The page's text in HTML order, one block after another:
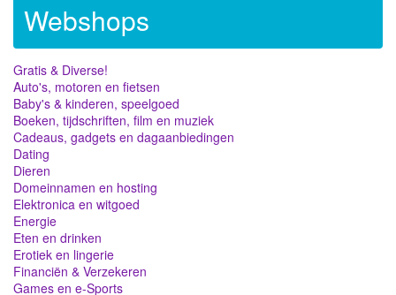
Webshops
Gratis & Diverse!
Auto's, motoren en fietsen
Baby's & kinderen, speelgoed
Boeken, tijdschriften, film en muziek
Cadeaus, gadgets en dagaanbiedingen
Dating
Dieren
Domeinnamen en hosting
Elektronica en witgoed
Energie
Eten en drinken
Erotiek en lingerie
Financiën & Verzekeren
Games en e-Sports